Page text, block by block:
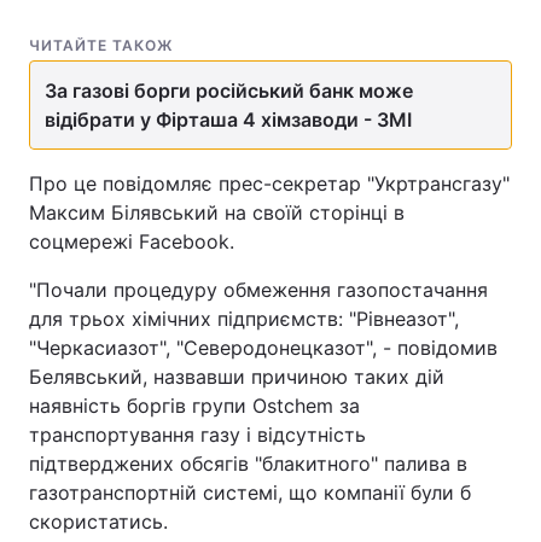
ЧИТАЙТЕ ТАКОЖ
За газові борги російський банк може
відібрати у Фірташа 4 хімзаводи - ЗМІ
Про це повідомляє прес-секретар "Укртрансгазу"
Максим Білявський на своїй сторінці в
соцмережі Facebook.
"Почали процедуру обмеження газопостачання
для трьох хімічних підприємств: "Рівнеазот",
"Черкасиазот", "Северодонецказот", - повідомив
Белявський, назвавши причиною таких дій
наявність боргів групи Ostchem за
транспортування газу і відсутність
підтверджених обсягів "блакитного" палива в
газотранспортній системі, що компанії були б
скористатись.